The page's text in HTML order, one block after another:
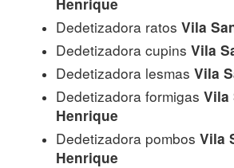
Dedetizadora ratos Vila
Dedetizadora cupins Vila
Dedetizadora lesmas Vila
Dedetizadora formigas Vila
Henrique
Dedetizadora pombos Vila
Henrique